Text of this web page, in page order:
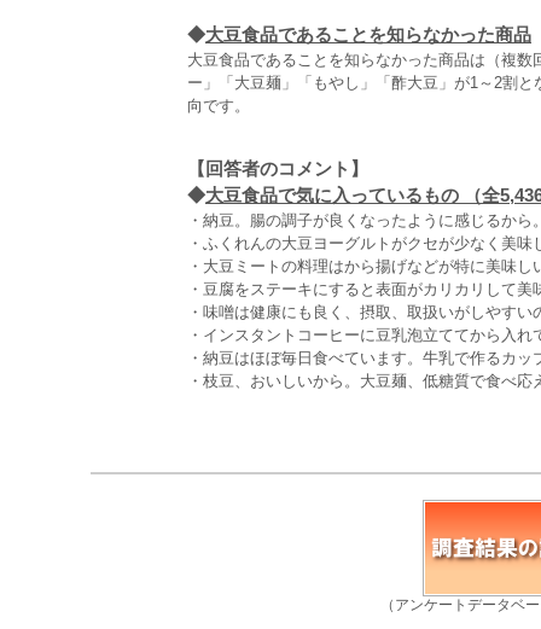
◆大豆食品であることを知らなかった商品
大豆食品であることを知らなかった商品は（複
ー」「大豆麺」「もやし」「酢大豆」が1～2割
向です。
【回答者のコメント】
◆大豆食品で気に入っているもの （全
・納豆。腸の調子が良くなったように感じるから
・ふくれんの大豆ヨーグルトがクセが少なく美味
・大豆ミートの料理はから揚げなどが特に美味し
・豆腐をステーキにすると表面がカリカリして美
・味噌は健康にも良く、摂取、取扱いがしやす
・インスタントコーヒーに豆乳泡立ててから入れ
・納豆はほぼ毎日食べています。牛乳で作るカ
・枝豆、おいしいから。大豆麺、低糖質で食べ
（アンケートデータベ